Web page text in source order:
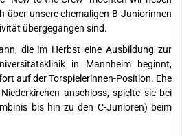
über unsere ehemaligen B-Juniorinnen
übergegangen sind.
die im Herbst eine Ausbildung zur
in Mannheim beginnt,
auf der Torspielerinnen-Position. Ehe
anschloss, spielte sie bei
bis hin zu den C-Junioren) beim